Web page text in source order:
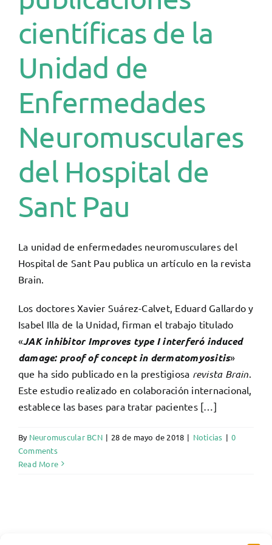
científicas de la
Unidad de
Enfermedades
Neuromusculares
del Hospital de
Sant Pau
La unidad de enfermedades neuromusculares del
Hospital de Sant Pau publica un artículo en la revista
Brain.
Los doctores Xavier Suárez-Calvet, Eduard Gallardo y
Isabel Illa de la Unidad, firman el trabajo titulado
«JAK inhibitor Improves type I interferó induced
damage: proof of concept in dermatomyositis»
que ha sido publicado en la prestigiosa revista Brain
Este estudio realizado en colaboración internacional,
establece las bases para tratar pacientes […]
By Neuromuscular BCN | 28 de mayo de 2018 | Noticias | 0
Comments
Read More